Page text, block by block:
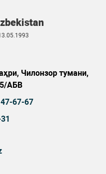
Чилонзор тумани,
АБВ
67-67